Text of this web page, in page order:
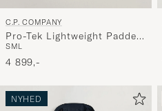
C.P. COMPANY
Pro-Tek Lightweight Padded
Parka Black
SML
4 899,-
NYHED